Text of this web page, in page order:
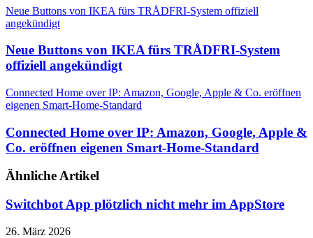
Neue Buttons von IKEA fürs TRÅDFRI-System offiziell
angekündigt
Neue Buttons von IKEA fürs TRÅDFRI-System
offiziell angekündigt
Connected Home over IP: Amazon, Google, Apple & Co. eröffnen
eigenen Smart-Home-Standard
Connected Home over IP: Amazon, Google, Apple &
Co. eröffnen eigenen Smart-Home-Standard
Ähnliche Artikel
Switchbot App plötzlich nicht mehr im AppStore
26. März 2026